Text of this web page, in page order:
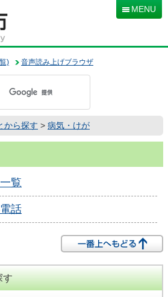
音声読み上げブラウザ
)
MENU
から探す > 病気・けが
覧
話
す